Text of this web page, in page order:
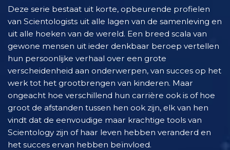
Deze serie bestaat uit korte, opbeurende profielen
van Scientologists uit alle lagen van de samenleving en
uit alle hoeken van de wereld. Een breed scala van
gewone mensen uit ieder denkbaar beroep vertellen
hun persoonlijke verhaal over een grote
verscheidenheid aan onderwerpen, van succes op het
werk tot het grootbrengen van kinderen. Maar
ongeacht hoe verschillend hun carrière ook is of hoe
groot de afstanden tussen hen ook zijn, elk van hen
vindt dat de eenvoudige maar krachtige tools van
Scientology zijn of haar leven hebben veranderd en
het succes ervan hebben beïnvloed.